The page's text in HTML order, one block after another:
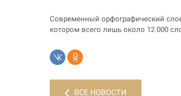
Современный орфографический
котором всего лишь около 12 000
ВСЕ НОВОСТИ